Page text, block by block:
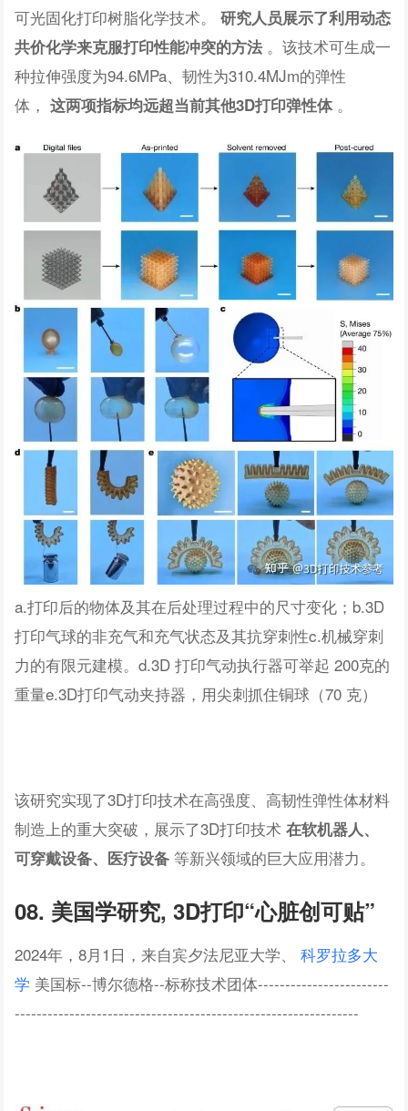
可光固化打印树脂化学技术。
研究人员展示了利用动态
共价化学来克服打印性能冲突的方法 。该技术可生成一
种拉伸强度为94.6MPa、韧性为310.4MJm的弹性
体， 这两项指标均远超当前其他3D打印弹性体。
a.打印后的物体及其在后处理过程中的尺寸变化；b.3D
打印气球的非充气和充气状态及其抗穿刺性c.机械穿刺
力的有限元建模。d.3D 打印气动执行器可举起 200克的
重量e.3D打印气动夹持器，用尖刺抓住铜球（70 克）
该研究实现了3D打印技术在高强度、高韧性弹性体材料
制造上的重大突破，展示了3D打印技术 在软机器人、
可穿戴设备、医疗设备 等新兴领域的巨大应用潜力。
08. 美国学研究, 3D打印“心脏创可贴”
2024年，8月1日，来自宾夕法尼亚大学、
科罗拉多大
学 美国标--博尔德格--标称技术团体------------------------
---------------------------------------------------------------